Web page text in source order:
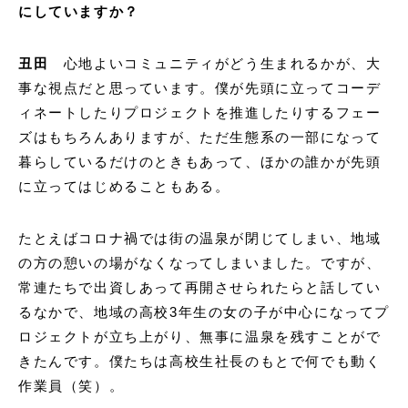
にしていますか？
丑田
心地よいコミュニティがどう生まれるかが、大
事な視点だと思っています。僕が先頭に立ってコーデ
ィネートしたりプロジェクトを推進したりするフェー
ズはもちろんありますが、ただ生態系の一部になって
暮らしているだけのときもあって、ほかの誰かが先頭
に立ってはじめることもある。
たとえばコロナ禍では街の温泉が閉じてしまい、地域
の方の憩いの場がなくなってしまいました。ですが、
常連たちで出資しあって再開させられたらと話してい
るなかで、地域の高校3年生の女の子が中心になってプ
ロジェクトが立ち上がり、無事に温泉を残すことがで
きたんです。僕たちは高校生社長のもとで何でも動く
作業員（笑）。